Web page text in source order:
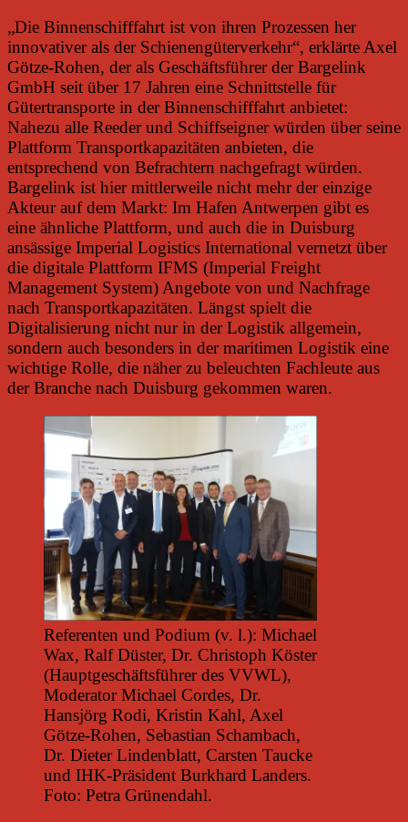
„Die Binnenschifffahrt ist von ihren Prozessen her
innovativer als der Schienengüterverkehr“, erklärte Axel
Götze-Rohen, der als Geschäftsführer der Bargelink
GmbH seit über 17 Jahren eine Schnittstelle für
Gütertransporte in der Binnenschifffahrt anbietet:
Nahezu alle Reeder und Schiffseigner würden über seine
Plattform Transportkapazitäten anbieten, die
entsprechend von Befrachtern nachgefragt würden.
Bargelink ist hier mittlerweile nicht mehr der einzige
Akteur auf dem Markt: Im Hafen Antwerpen gibt es
eine ähnliche Plattform, und auch die in Duisburg
ansässige Imperial Logistics International vernetzt über
die digitale Plattform IFMS (Imperial Freight
Management System) Angebote von und Nachfrage
nach Transportkapazitäten. Längst spielt die
Digitalisierung nicht nur in der Logistik allgemein,
sondern auch besonders in der maritimen Logistik eine
wichtige Rolle, die näher zu beleuchten Fachleute aus
der Branche nach Duisburg gekommen waren.
Referenten und Podium (v. l.): Michael
Wax, Ralf Düster, Dr. Christoph Köster
(Hauptgeschäftsführer des VVWL),
Moderator Michael Cordes, Dr.
Hansjörg Rodi, Kristin Kahl, Axel
Götze-Rohen, Sebastian Schambach,
Dr. Dieter Lindenblatt, Carsten Taucke
und IHK-Präsident Burkhard Landers.
Foto: Petra Grünendahl.